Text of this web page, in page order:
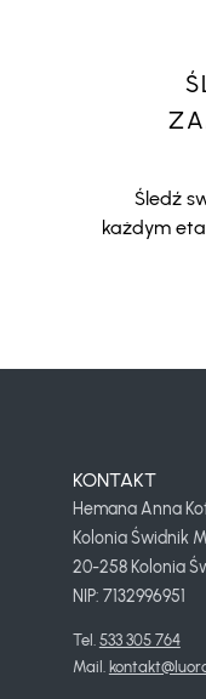
Śledź
każdym
KONTAKT
Hemana Anna
Kolonia Świdnik
20-258 Kolonia
NIP: 7132996951
Tel. 533 305 764
Mail.